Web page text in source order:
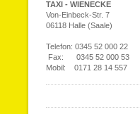
TAXI - WIENECKE
Von-Einbeck-Str. 7
06118 Halle (Saale)
Telefon: 0345 52 000 22
Fax: 0345 52 000 53
Mobil: 0171 28 14 557